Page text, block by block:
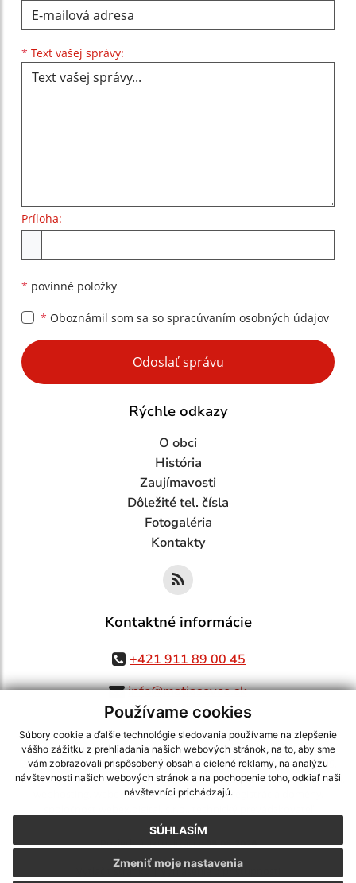
Používame cookies
Súbory cookie a ďalšie technológie sledovania používame na zlepšenie
vášho zážitku z prehliadania našich webových stránok, na to, aby sme
vám zobrazovali prispôsobený obsah a cielené reklamy, na analýzu
návštevnosti našich webových stránok a na pochopenie toho, odkiaľ naši
návštevníci prichádzajú.
SÚHLASÍM
Zmeniť moje nastavenia
* Text vašej správy:
Príloha:
* povinné položky
* Oboznámil som sa so spracúvaním osobných údajov
Google reCaptcha Response
Odoslať správu
Rýchle odkazy
O obci
História
Zaujímavosti
Dôležité tel. čísla
Fotogaléria
Kontakty
Kontaktné informácie
+421 911 89 00 45
info@matiasovce.sk
využite možnosť získavania aktuálnych informácií s využitím RSS
CMS systém (redakčný) systém ECHELON 2,Mapa stránok,web portál
webex.digital, s.r.o.,domény,registrácia domény
Posledná aktualizácia:05.08.2026
Vytlačiť stránku|Vyhlásenie o prístupnosti